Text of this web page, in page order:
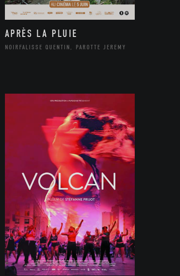
APRÈS LA PLUIE
NOIRFALISSE QUENTIN, PAROTTE JEREMY